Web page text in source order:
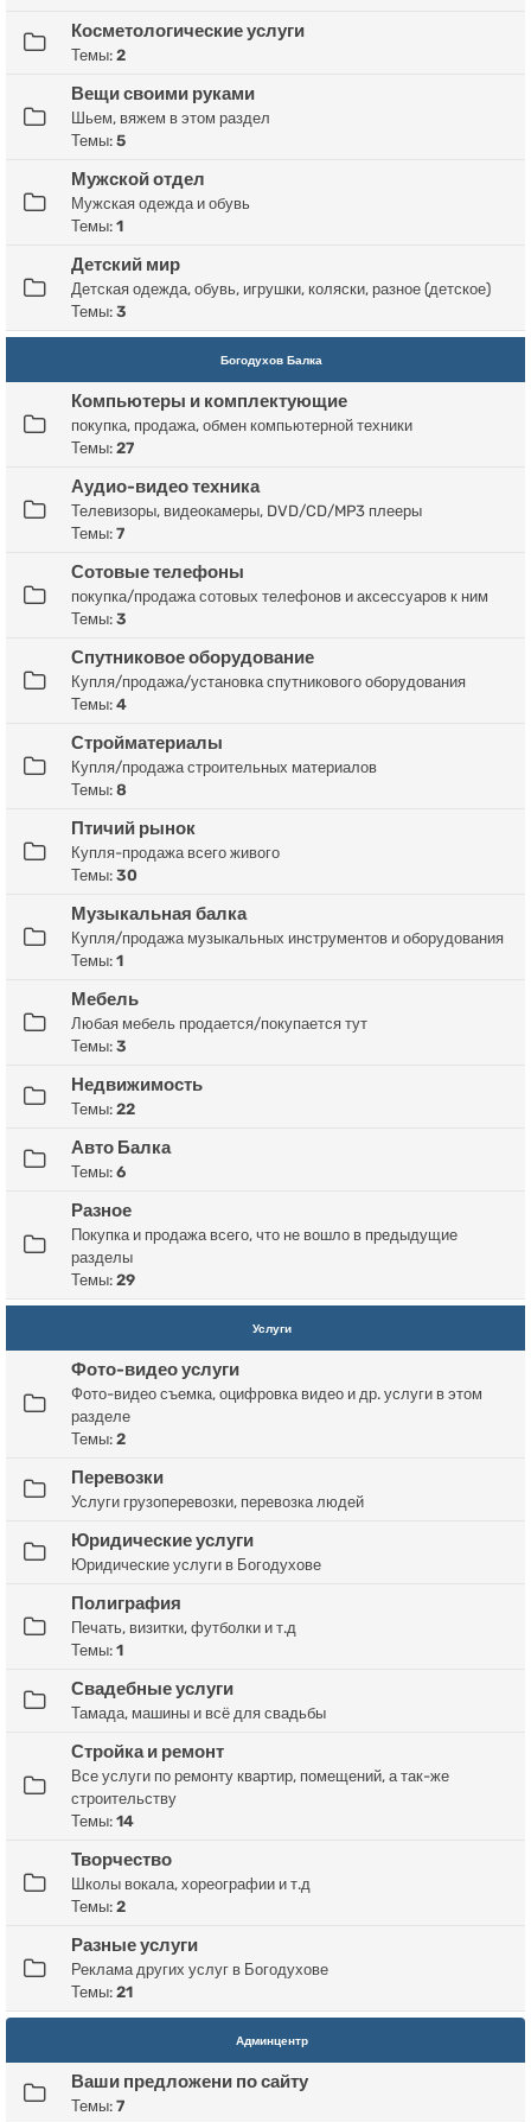
Косметологические услуги
Темы: 2
Вещи своими руками
Шьем, вяжем в этом раздел
Темы: 5
Мужской отдел
Мужская одежда и обувь
Темы: 1
Детский мир
Детская одежда, обувь, игрушки, коляски, разное (детское)
Темы: 3
Богодухов Балка
Компьютеры и комплектующие
покупка, продажа, обмен компьютерной техники
Темы: 27
Аудио-видео техника
Телевизоры, видеокамеры, DVD/CD/MP3 плееры
Темы: 7
Сотовые телефоны
покупка/продажа сотовых телефонов и аксессуаров к ним
Темы: 3
Спутниковое оборудование
Купля/продажа/установка спутникового оборудования
Темы: 4
Стройматериалы
Купля/продажа строительных материалов
Темы: 8
Птичий рынок
Купля-продажа всего живого
Темы: 30
Музыкальная балка
Купля/продажа музыкальных инструментов и оборудования
Темы: 1
Мебель
Любая мебель продается/покупается тут
Темы: 3
Недвижимость
Темы: 22
Авто Балка
Темы: 6
Разное
Покупка и продажа всего, что не вошло в предыдущие
разделы
Темы: 29
Услуги
Фото-видео услуги
Фото-видео съемка, оцифровка видео и др. услуги в этом
разделе
Темы: 2
Перевозки
Услуги грузоперевозки, перевозка людей
Юридические услуги
Юридические услуги в Богодухове
Полиграфия
Печать, визитки, футболки и т.д
Темы: 1
Свадебные услуги
Тамада, машины и всё для свадьбы
Стройка и ремонт
Все услуги по ремонту квартир, помещений, а так-же
строительству
Темы: 14
Творчество
Школы вокала, хореографии и т.д
Темы: 2
Разные услуги
Реклама других услуг в Богодухове
Темы: 21
Админцентр
Ваши предложени по сайту
Темы: 7